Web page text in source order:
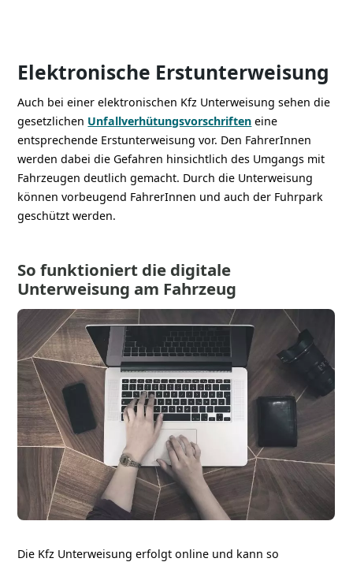
Elektronische Erstunterweisung
Auch bei einer elektronischen Kfz Unterweisung sehen die
gesetzlichen Unfallverhütungsvorschriften eine
entsprechende Erstunterweisung vor. Den FahrerInnen
werden dabei die Gefahren hinsichtlich des Umgangs mit
Fahrzeugen deutlich gemacht. Durch die Unterweisung
können vorbeugend FahrerInnen und auch der Fuhrpark
geschützt werden.
So funktioniert die digitale
Unterweisung am Fahrzeug
Die Kfz Unterweisung erfolgt online und kann so